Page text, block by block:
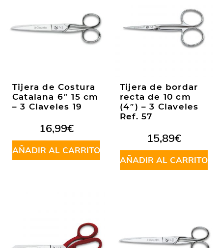
Tijera de Costura
Catalana 6″ 15 cm
– 3 Claveles 19
16,99€
AÑADIR AL CARRITO
Tijera de bordar
recta de 10 cm
(4″) – 3 Claveles
Ref. 57
15,89€
AÑADIR AL CARRITO